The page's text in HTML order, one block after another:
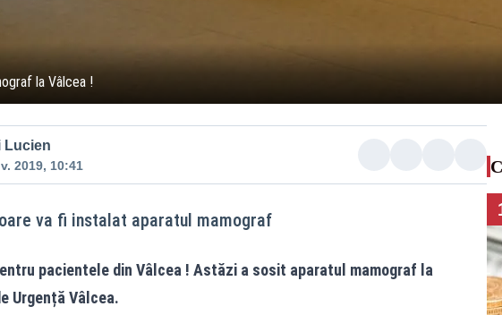
la Vâlcea !
Lucien
2019, 10:41
va fi instalat aparatul mamograf
pacientele din Vâlcea ! Astăzi a sosit aparatul mamograf la
Urgență Vâlcea.